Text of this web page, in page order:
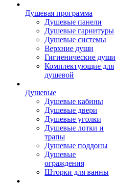
Душевая программа
Душевые панели
Душевые гарнитуры
Душевые системы
Верхние души
Гигиенические души
Комплектующие для
душевой
Душевые
Душевые кабины
Душевые двери
Душевые уголки
Душевые лотки и
трапы
Душевые поддоны
Душевые
ограждения
Шторки для ванны